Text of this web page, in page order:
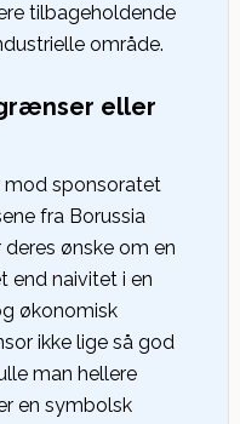
tilbageholdende
område.
eller
mod sponsoratet
fra Borussia
ønske om en
end naivitet i en
økonomisk
ikke lige så god
man hellere
en symbolsk